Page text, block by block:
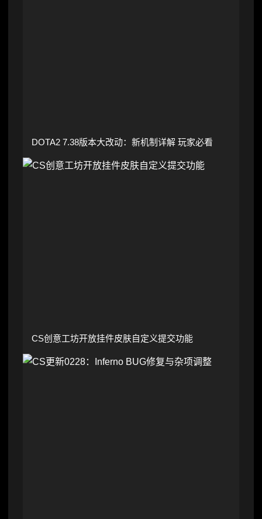
DOTA2 7.38版本大改动：新机制详解 玩家必看
CS创意工坊开放挂件皮肤自定义提交功能